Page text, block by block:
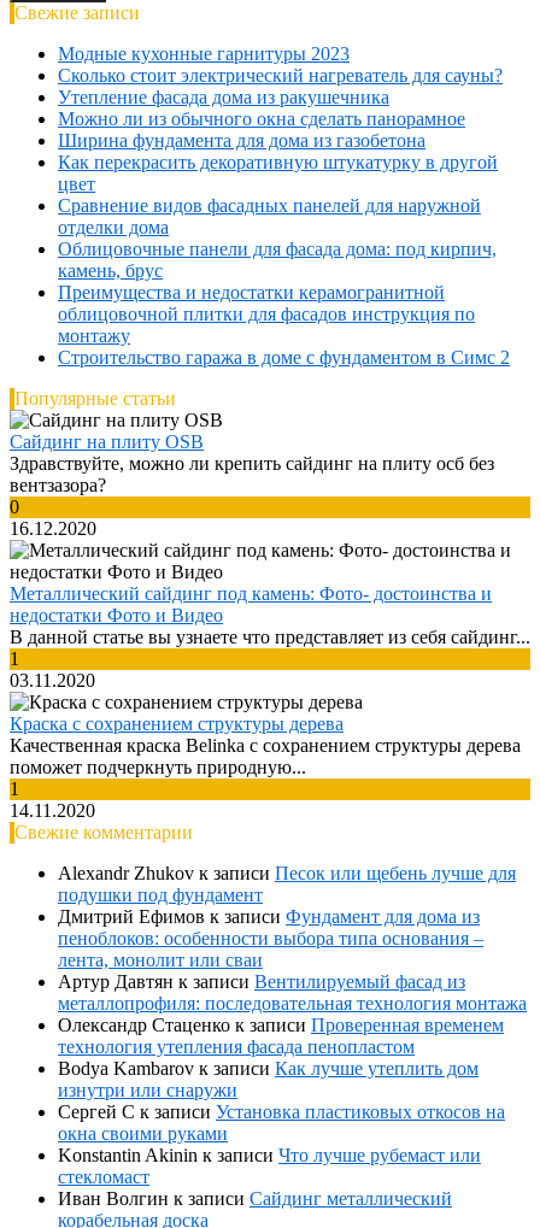
Свежие записи
Модные кухонные гарнитуры 2023
Сколько стоит электрический нагреватель для сауны?
Утепление фасада дома из ракушечника
Можно ли из обычного окна сделать панорамное
Ширина фундамента для дома из газобетона
Как перекрасить декоративную штукатурку в другой
цвет
Сравнение видов фасадных панелей для наружной
отделки дома
Облицовочные панели для фасада дома: под кирпич,
камень, брус
Преимущества и недостатки керамогранитной
облицовочной плитки для фасадов инструкция по
монтажу
Строительство гаража в доме с фундаментом в Симс 2
Популярные статьи
Сайдинг на плиту OSB
Здравствуйте, можно ли крепить сайдинг на плиту осб без
вентзазора?
0
16.12.2020
Металлический сайдинг под камень: Фото- достоинства и
недостатки Фото и Видео
В данной статье вы узнаете что представляет из себя сайдинг...
1
03.11.2020
Краска с сохранением структуры дерева
Качественная краска Belinka с сохранением структуры дерева
поможет подчеркнуть природную...
1
14.11.2020
Свежие комментарии
Alexandr Zhukov к записи Песок или щебень лучше для
подушки под фундамент
Дмитрий Ефимов к записи Фундамент для дома из
пеноблоков: особенности выбора типа основания –
лента, монолит или сваи
Артур Давтян к записи Вентилируемый фасад из
металлопрофиля: последовательная технология монтажа
Олександр Стаценко к записи Проверенная временем
технология утепления фасада пенопластом
Bodya Kambarov к записи Как лучше утеплить дом
изнутри или снаружи
Сергей С к записи Установка пластиковых откосов на
окна своими руками
Konstantin Akinin к записи Что лучше рубемаст или
стекломаст
Иван Волгин к записи Сайдинг металлический
корабельная доска